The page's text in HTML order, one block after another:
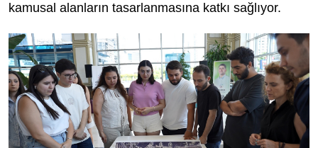
kamusal alanların tasarlanmasına katkı sağlıyor.